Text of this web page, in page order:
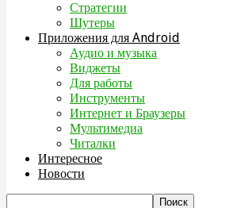
Стратегии
Шутеры
Приложения для Android
Аудио и музыка
Виджеты
Для работы
Инструменты
Интернет и Браузеры
Мультимедиа
Читалки
Интересное
Новости